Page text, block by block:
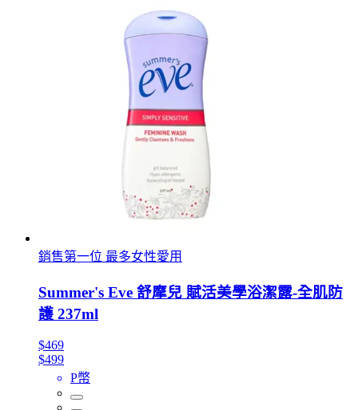
銷售第一位 最多女性愛用
Summer's Eve 舒摩兒 賦活美學浴潔露-全肌防
護 237ml
$469
$499
P幣